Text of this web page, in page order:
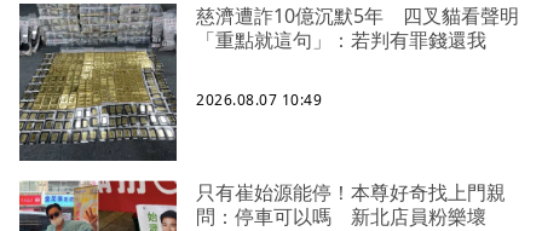
慈濟遭詐10億沉默5年 四叉貓看聲明
「重點就這句」：若判有罪錢還我
2026.08.07 10:49
只有崔始源能停！本尊好奇找上門親
問：停車可以嗎 新北店員粉樂壞